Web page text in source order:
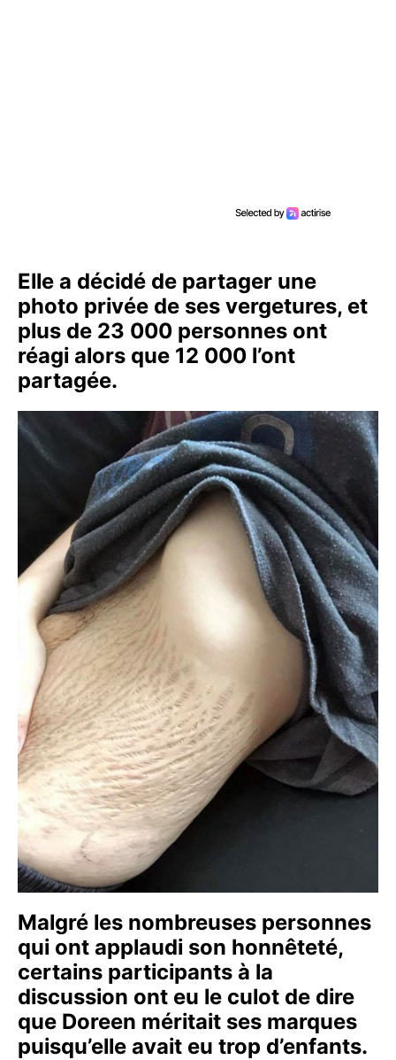
Elle a décidé de partager une
photo privée de ses vergetures, et
plus de 23 000 personnes ont
réagi alors que 12 000 l’ont
partagée.
Malgré les nombreuses personnes
qui ont applaudi son honnêteté,
certains participants à la
discussion ont eu le culot de dire
que Doreen méritait ses marques
puisqu’elle avait eu trop d’enfants.